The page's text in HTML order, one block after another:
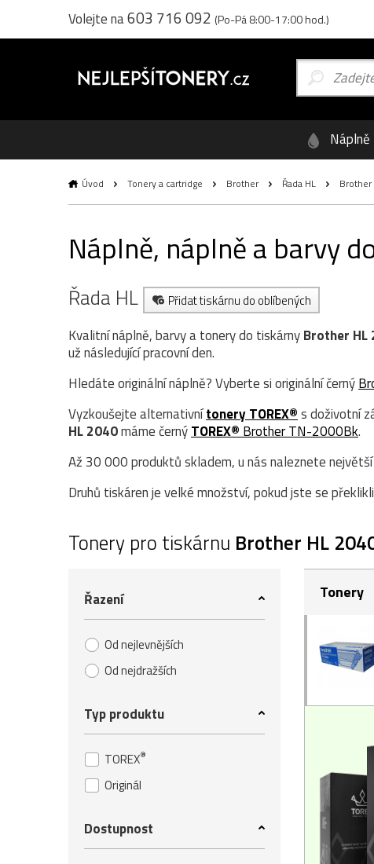
Volejte na603 716 092 (Po-Pá 8:00-17:00 hod.)
Náplně
Úvod Tonery a cartridge Brother Řada HL Brother
Náplně, náplně a barvy
Řada HL Přidat tiskárnu do oblíbených
Kvalitní náplně, barvy a tonery do tiskárnyBrother HL
už následující pracovní den.
Hledáte originální náplně? Vyberte si originální černý
Vyzkoušejte alternativnítonery TOREX®s doživotní
HL 2040máme černýTOREX® Brother TN-2000Bk.
Až 30 000 produktů skladem, u nás naleznete
Druhů tiskáren je velké množství, pokud jste se
Tonery pro tiskárnu Brother HL
Řazení
Od nejlevnějších
Od nejdražších
Typ produktu
TOREX®
Originál
Dostupnost
Tonery